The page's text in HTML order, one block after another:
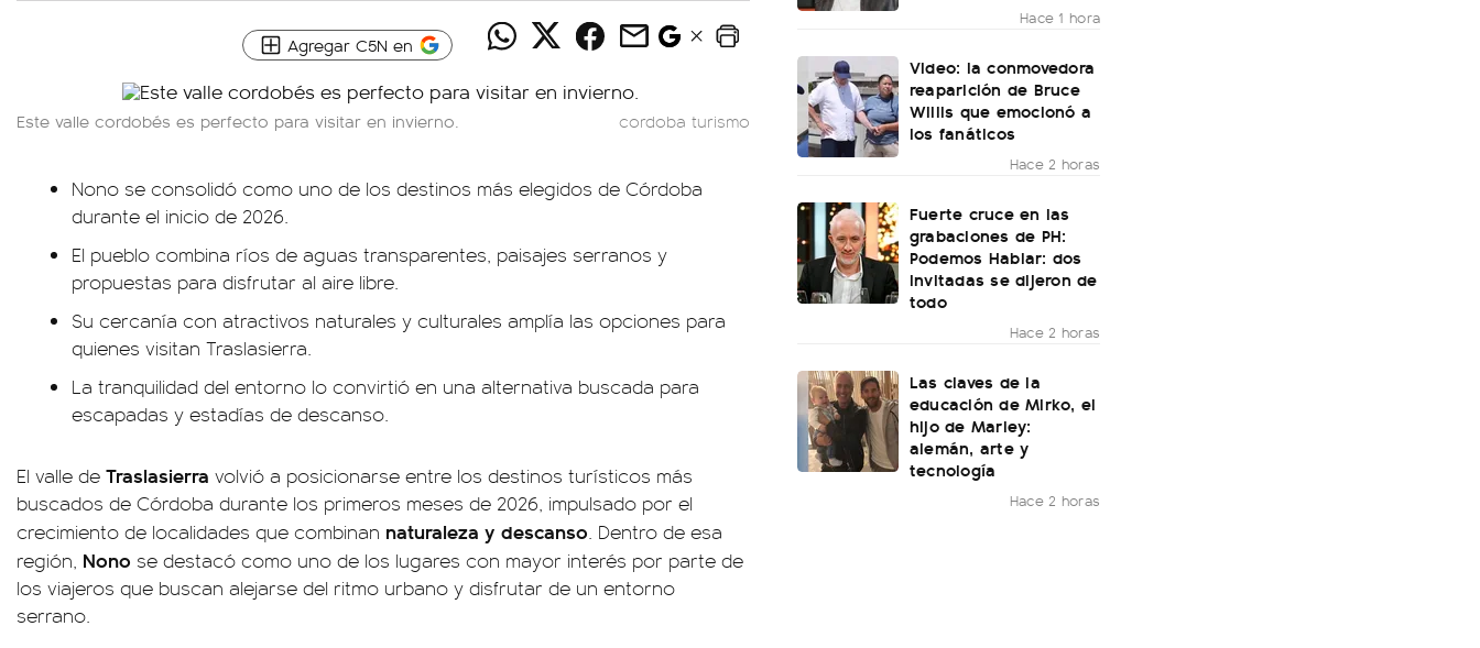
Agregar C5N en
Este valle cordobés es perfecto para visitar en invierno. cordoba turismo
Nono se consolidó como uno de los destinos más elegidos de Córdoba
durante el inicio de 2026.
El pueblo combina ríos de aguas transparentes, paisajes serranos y
propuestas para disfrutar al aire libre.
Su cercanía con atractivos naturales y culturales amplía las opciones para
quienes visitan Traslasierra.
La tranquilidad del entorno lo convirtió en una alternativa buscada para
escapadas y estadías de descanso.
El valle de Traslasierra volvió a posicionarse entre los destinos turísticos más
buscados de Córdoba durante los primeros meses de 2026, impulsado por el
crecimiento de localidades que combinan naturaleza y descanso. Dentro de esa
región, Nono se destacó como uno de los lugares con mayor interés por parte de
los viajeros que buscan alejarse del ritmo urbano y disfrutar de un entorno
serrano.
Hace 1 hora
Video: la conmovedora
reaparición de Bruce
Willis que emocionó a
los fanáticos
Hace 2 horas
Fuerte cruce en las
grabaciones de PH:
Podemos Hablar: dos
invitadas se dijeron de
todo
Hace 2 horas
Las claves de la
educación de Mirko, el
hijo de Marley:
alemán, arte y
tecnología
Hace 2 horas